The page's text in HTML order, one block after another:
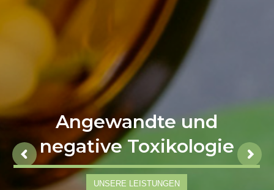
Angewandte und
negative Toxikologie
UNSERE LEISTUNGEN